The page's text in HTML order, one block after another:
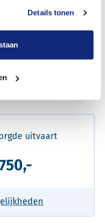
Details tonen
voor een betere
uitvaart